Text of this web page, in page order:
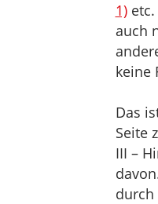
1)etc.
auch
keine
Das
Seite
III –
durch